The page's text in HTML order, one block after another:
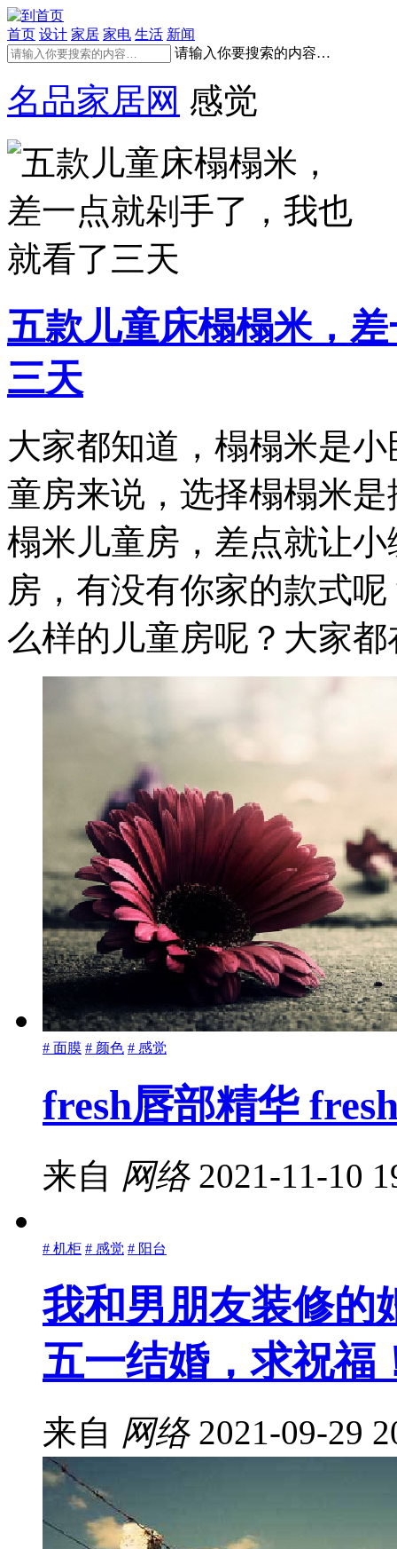
首页 设计 家居 家电 生活 新闻
请输入你要搜索的内容…
名品家居网 感觉
五款儿童床榻榻米，
三天
大家都知道，榻榻米是
童房来说，选择榻榻米
榻米儿童房，差点就让
房，有没有你家的款式
么样的儿童房呢？大家
# 面膜 # 颜色 # 感觉
fresh唇部精华
来自 网络 2021-11-10
# 机柜 # 感觉 # 阳台
我和男朋友装修的
五一结婚，求祝福
来自 网络 2021-09-29